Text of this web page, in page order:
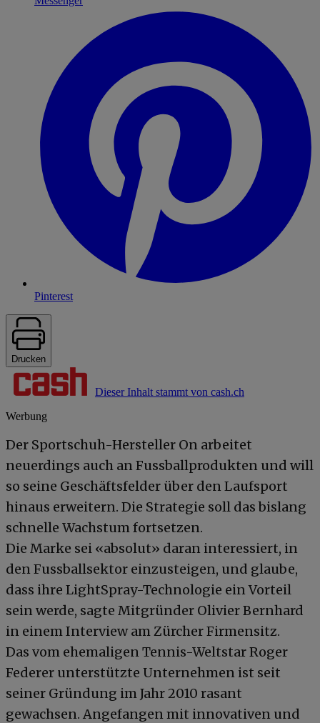
Pinterest
Drucken
Dieser Inhalt stammt von cash.ch
Werbung
Der Sportschuh-Hersteller On arbeitet
neuerdings auch an Fussballprodukten und will
so seine Geschäftsfelder über den Laufsport
hinaus erweitern. Die Strategie soll das bislang
schnelle Wachstum fortsetzen.
Die Marke sei «absolut» daran interessiert, in
den Fussballsektor einzusteigen, und glaube,
dass ihre LightSpray-Technologie ein Vorteil
sein werde, sagte Mitgründer Olivier Bernhard
in einem Interview am Zürcher Firmensitz.
Das vom ehemaligen Tennis-Weltstar Roger
Federer unterstützte Unternehmen ist seit
seiner Gründung im Jahr 2010 rasant
gewachsen. Angefangen mit innovativen und